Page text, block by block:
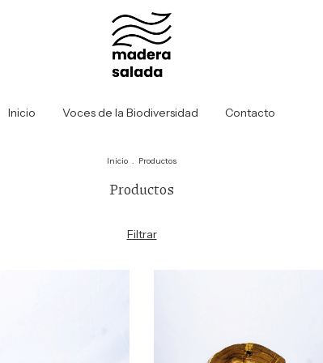
Inicio Voces de la Biodiversidad Contacto
Inicio . Productos
Productos
Filtrar